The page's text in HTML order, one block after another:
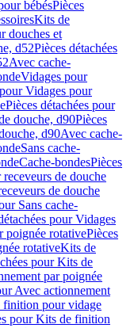
bébésPièces
Kits de
douches et
d52Pièces détachées
Avec cache-
Vidages pour
Vidages pour
Pièces détachées pour
douche, d90Pièces
d90Avec cache-
Sans cache-
Cache-bondesPièces
de douche
de douche
Sans cache-
pour Vidages
poignée rotativePièces
rotativeKits de
pour Kits de
par poignée
Avec actionnement
finition pour vidage
pour Kits de finition